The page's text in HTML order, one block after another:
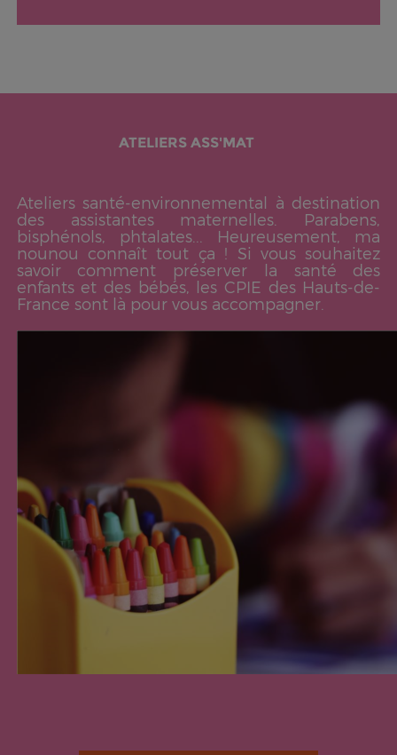
ATELIERS ASS'MAT
Ateliers santé-environnemental à destination
des assistantes maternelles. Parabens,
bisphénols, phtalates... Heureusement, ma
nounou connaît tout ça ! Si vous souhaitez
savoir comment préserver la santé des
enfants et des bébés, les CPIE des Hauts-de-
France sont là pour vous accompagner.